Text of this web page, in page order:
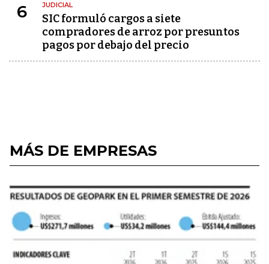
6 JUDICIAL
SIC formuló cargos a siete
compradores de arroz por presuntos
pagos por debajo del precio
MÁS DE EMPRESAS